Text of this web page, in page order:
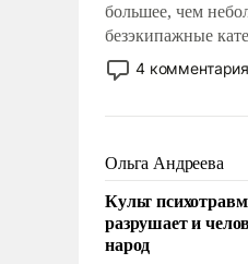
большее, чем
безэкипажные
применение
стало
сложна и
и ее реализация
поднимет наши
возможности.
4 комментария
Ольга Андреева
Культ
разрушает и
народ